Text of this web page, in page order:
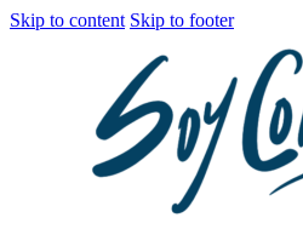
Skip to content Skip to footer